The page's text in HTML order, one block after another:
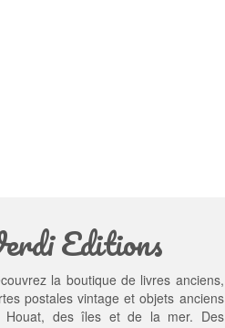
Editions
la boutique de livres anciens,
postales vintage et objets anciens
Houat, des îles et de la mer. Des